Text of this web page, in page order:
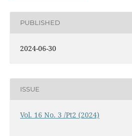
PUBLISHED
2024-06-30
ISSUE
Vol. 16 No. 3 /Pt2 (2024)